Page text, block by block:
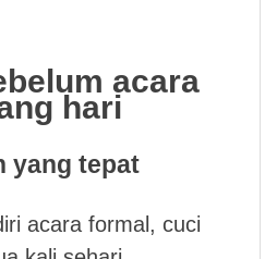
acara
hari
yang tepat
acara formal, cuci